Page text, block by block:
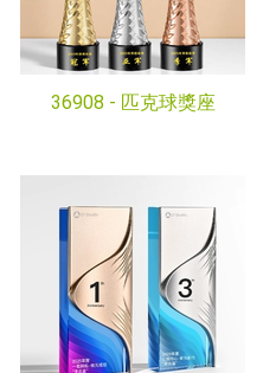
36908 - 匹克球獎座